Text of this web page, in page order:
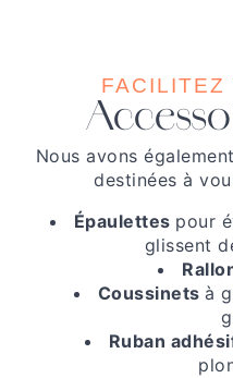
FACILITEZ
Nous avons
destinées à
Épaulettes pour
glissent
Coussinetsà
Ruban